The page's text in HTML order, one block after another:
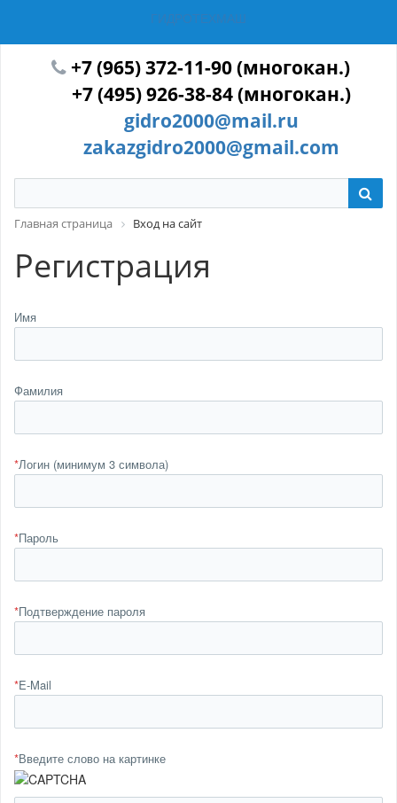
ГИДРОТЕХМАШ
+7 (965) 372-11-90 (многокан.)
+7 (495) 926-38-84 (многокан.)
gidro2000@mail.ru
zakazgidro2000@gmail.com
Главная страница Вход на сайт
Регистрация
Имя
Фамилия
*Логин (минимум 3 символа)
*Пароль
*Подтверждение пароля
*E-Mail
*Введите слово на картинке